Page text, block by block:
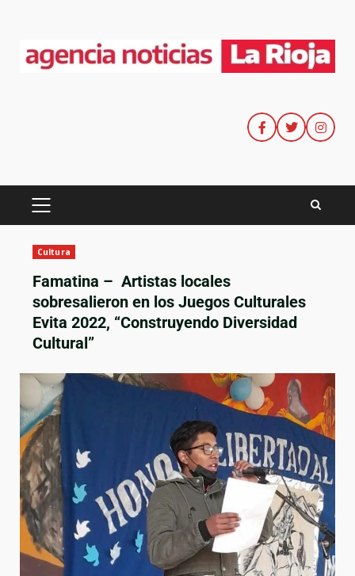
Cultura
Famatina – Artistas locales
sobresalieron en los Juegos Culturales
Evita 2022, “Construyendo Diversidad
Cultural”